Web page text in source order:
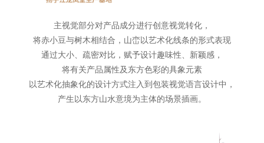
主视觉部分对产品成分进行创意视觉转化，
将赤小豆与树木相结合，山峦以艺术化线条的形式表现
通过大小、疏密对比，赋予设计趣味性、新颖感，
将有关产品属性及东方色彩的具象元素
以艺术化抽象化的设计方式注入到包装视觉语言设计中，
产生以东方山水意境为主体的场景插画。